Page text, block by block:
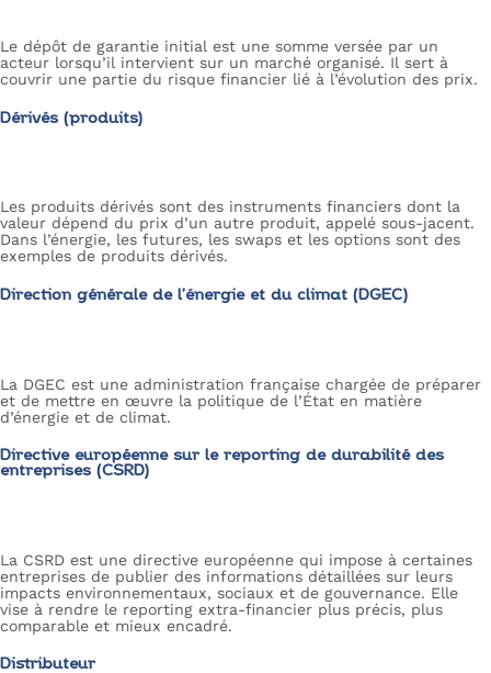
Le dépôt de garantie initial est une somme versée par un
acteur lorsqu’il intervient sur un marché organisé. Il sert à
couvrir une partie du risque financier lié à l’évolution des prix.
Dérivés (produits)
Les produits dérivés sont des instruments financiers dont la
valeur dépend du prix d’un autre produit, appelé sous-jacent.
Dans l’énergie, les futures, les swaps et les options sont des
exemples de produits dérivés.
Direction générale de l’énergie et du climat (DGEC)
La DGEC est une administration française chargée de préparer
et de mettre en œuvre la politique de l’État en matière
d’énergie et de climat.
Directive européenne sur le reporting de durabilité des
entreprises (CSRD)
La CSRD est une directive européenne qui impose à certaines
entreprises de publier des informations détaillées sur leurs
impacts environnementaux, sociaux et de gouvernance. Elle
vise à rendre le reporting extra-financier plus précis, plus
comparable et mieux encadré.
Distributeur